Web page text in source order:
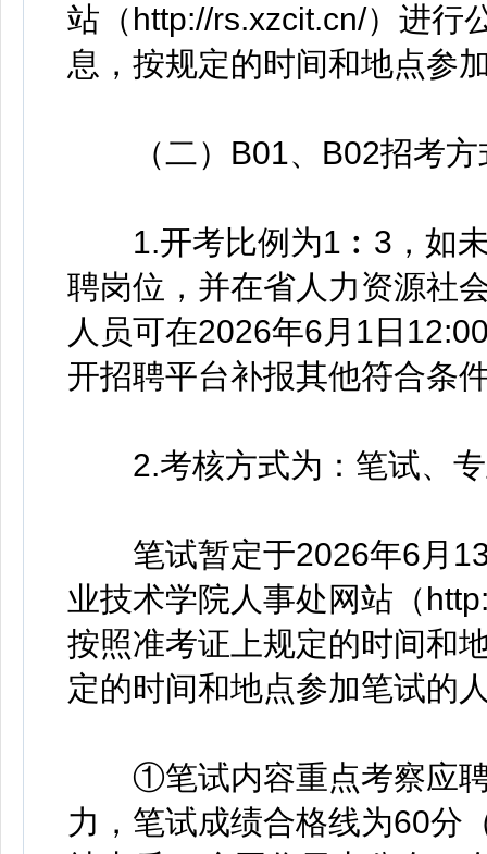
站（http://rs.xzcit.cn/）进行
息，按规定的时间和地点参
（二）B01、B02招考方
1.开考比例为1︰3，如未
聘岗位，并在省人力资源社
人员可在2026年6月1日
开招聘平台补报其他符合条
2.考核方式为：笔试、专
笔试暂定于2026年6月13
业技术学院人事处网站（
按照准考证上规定的时间和
定的时间和地点参加笔试的
①笔试内容重点考察应聘
力，笔试成绩合格线为60分